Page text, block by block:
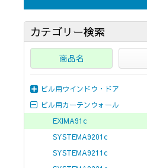
カテゴリー検索
商品名
ビル用ウインドウ・ドア
ビル用カーテンウォール
EXIMA91c
SYSTEMA9201c
SYSTEMA9211c